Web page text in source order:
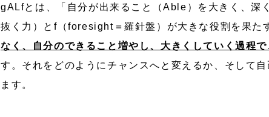
gALfとは、「自分が出来ること（Able）を大きく、深
抜く力）とf（foresight＝羅針盤）が大きな役割を果た
なく、自分のできること増やし、大きくしていく過程
す。それをどのようにチャンスへと変えるか、そして
ます。